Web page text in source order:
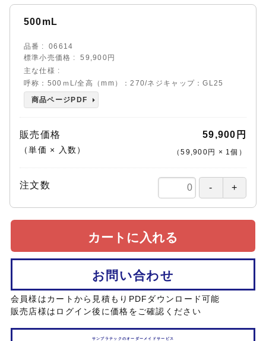
500mL
品番
06614
標準小売価格
59,900円
主な仕様
呼称：500ｍL/全高（mm）：270/ネジキャップ：GL25
商品ページPDF
販売価格
（単価 × 入数）
59,900円
（59,900円 × 1個 ）
注文数
サンプラテックのオーダーメイドサービス
お問い合わせ
カートに入れる
会員様はカートから見積もりPDFダウンロード可能
販売店様はログイン後に価格をご確認ください